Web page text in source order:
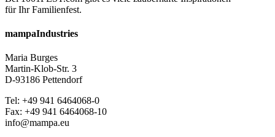
für Ihr Familienfest.
mampaIndustries
Maria Burges
Martin-Klob-Str. 3
D-93186 Pettendorf
Tel: +49 941 6464068-0
Fax: +49 941 6464068-10
info@mampa.eu